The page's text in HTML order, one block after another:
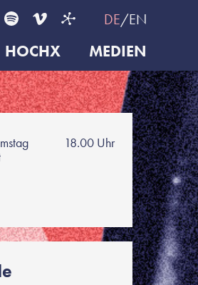
DE EN
HOCHX MEDIEN
18.00 Uhr